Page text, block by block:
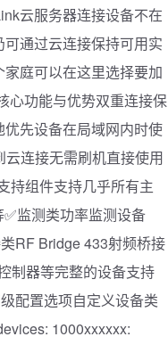
云服务器连接设备不在
通过云连接保持可用实
庭可以在这里选择要加
心功能与优势双重连接保
先设备在局域网内时使
连接无需刷机直接使用
持组件支持几乎所有主
监测类功率监测设备
RF Bridge 433射频桥接
制器等完整的设备支持
配置选项自定义设备类
1000xxxxxx: